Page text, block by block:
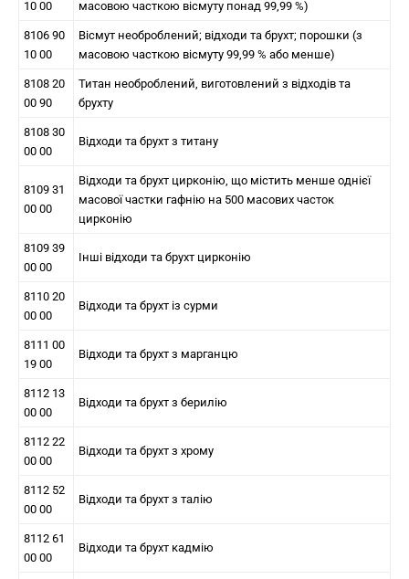
10 00
масовою часткою вісмуту понад 99,99 %)
8106 90
10 00
Вісмут необроблений; відходи та брухт; порошки (з
масовою часткою вісмуту 99,99 % або менше)
8108 20
00 90
Титан необроблений, виготовлений з відходів та
брухту
8108 30
00 00
Відходи та брухт з титану
8109 31
00 00
Відходи та брухт цирконію, що містить менше однієї
масової частки гафнію на 500 масових часток
цирконію
8109 39
00 00
Інші відходи та брухт цирконію
8110 20
00 00
Відходи та брухт із сурми
8111 00
19 00
Відходи та брухт з марганцю
8112 13
00 00
Відходи та брухт з берилію
8112 22
00 00
Відходи та брухт з хрому
8112 52
00 00
Відходи та брухт з талію
8112 61
00 00
Відходи та брухт кадмію